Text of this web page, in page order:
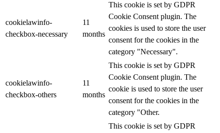
cookielawinfo-
checkbox-necessary
11
months
This cookie is set by GDPR
Cookie Consent plugin. The
cookies is used to store the user
consent for the cookies in the
category "Necessary".
cookielawinfo-
checkbox-others
11
months
This cookie is set by GDPR
Cookie Consent plugin. The
cookie is used to store the user
consent for the cookies in the
category "Other.
This cookie is set by GDPR